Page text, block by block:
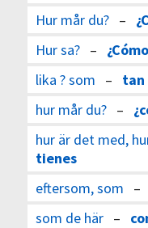
Hur mår du?–
Hur sa?–
lika ? som – tan
hur mår du?–
hur är det med,
tienes
eftersom, som –
som de här–